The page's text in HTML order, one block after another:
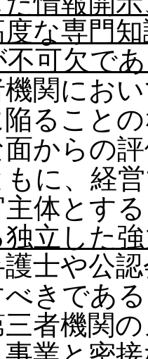
な専門
可欠で
関にお
ること
からの
もに、経
主体とす
立した
護士や公
きであ
者機関